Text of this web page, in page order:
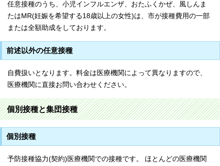
任意接種のうち、小児インフルエンザ、おたふくかぜ、風しんま
たはMR(妊娠を希望する18歳以上の女性)は、市が接種費用の一部
または全額助成をしております。
前述以外の任意接種
自費扱いとなります。料金は医療機関によって異なりますので、
医療機関に直接お問い合わせください。
個別接種と集団接種
個別接種
予防接種協力(契約)医療機関での接種です。 ほとんどの医療機関